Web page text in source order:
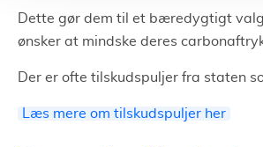
Dette gør dem til et bæredygtigt
ønsker at mindske deres
Der er ofte tilskudspuljer fra staten
Læs mere om tilskudspuljer her